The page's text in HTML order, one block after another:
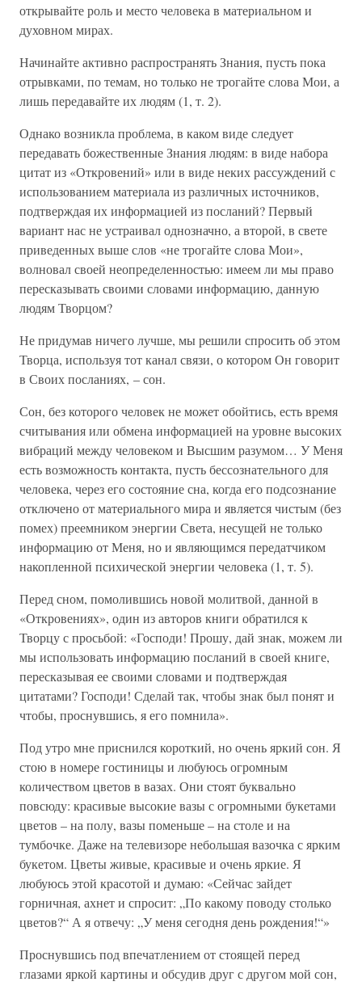
открывайте роль и место человека в материальном и
духовном мирах.
Начинайте активно распространять Знания, пусть пока
отрывками, по темам, но только не трогайте слова Мои, а
лишь передавайте их людям (1, т. 2).
Однако возникла проблема, в каком виде следует
передавать божественные Знания людям: в виде набора
цитат из «Откровений» или в виде неких рассуждений с
использованием материала из различных источников,
подтверждая их информацией из посланий? Первый
вариант нас не устраивал однозначно, а второй, в свете
приведенных выше слов «не трогайте слова Мои»,
волновал своей неопределенностью: имеем ли мы право
пересказывать своими словами информацию, данную
людям Творцом?
Не придумав ничего лучше, мы решили спросить об этом
Творца, используя тот канал связи, о котором Он говорит
в Своих посланиях, – сон.
Сон, без которого человек не может обойтись, есть время
считывания или обмена информацией на уровне высоких
вибраций между человеком и Высшим разумом… У Меня
есть возможность контакта, пусть бессознательного для
человека, через его состояние сна, когда его подсознание
отключено от материального мира и является чистым (без
помех) преемником энергии Света, несущей не только
информацию от Меня, но и являющимся передатчиком
накопленной психической энергии человека (1, т. 5).
Перед сном, помолившись новой молитвой, данной в
«Откровениях», один из авторов книги обратился к
Творцу с просьбой: «Господи! Прошу, дай знак, можем ли
мы использовать информацию посланий в своей книге,
пересказывая ее своими словами и подтверждая
цитатами? Господи! Сделай так, чтобы знак был понят и
чтобы, проснувшись, я его помнила».
Под утро мне приснился короткий, но очень яркий сон. Я
стою в номере гостиницы и любуюсь огромным
количеством цветов в вазах. Они стоят буквально
повсюду: красивые высокие вазы с огромными букетами
цветов – на полу, вазы поменьше – на столе и на
тумбочке. Даже на телевизоре небольшая вазочка с ярким
букетом. Цветы живые, красивые и очень яркие. Я
любуюсь этой красотой и думаю: «Сейчас зайдет
горничная, ахнет и спросит: „По какому поводу столько
цветов?“ А я отвечу: „У меня сегодня день рождения!“»
Проснувшись под впечатлением от стоящей перед
глазами яркой картины и обсудив друг с другом мой сон,